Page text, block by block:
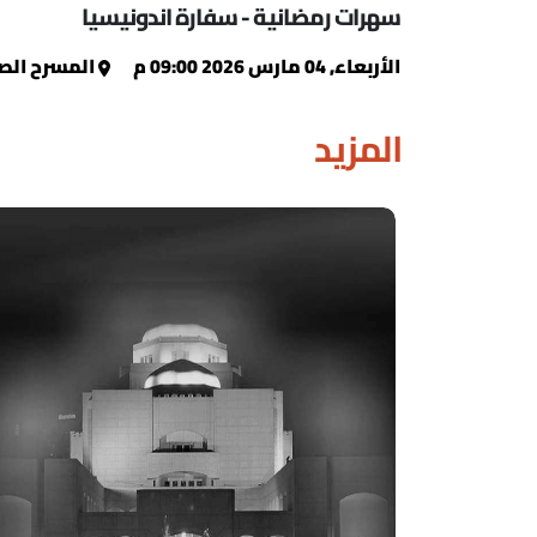
سهرات رمضانية - سفارة اندونيسيا
الأربعاء, 04 مارس 2026 09:00 م المسرح
المزيد